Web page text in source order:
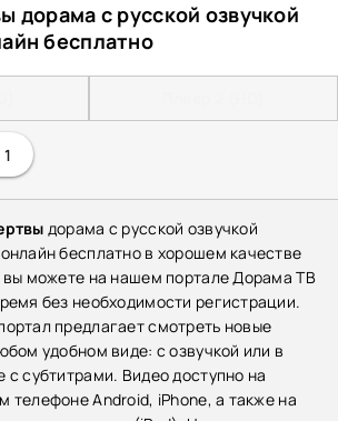
дорама с русской озвучкой
бесплатно
1
дорама с русской озвучкой
бесплатно в хорошем качестве
вы можете на нашем портале Дорама ТВ
без необходимости регистрации.
предлагает смотреть новые
удобном виде: с озвучкой или в
с субтитрами. Видео доступно на
телефоне Android, iPhone, а также на